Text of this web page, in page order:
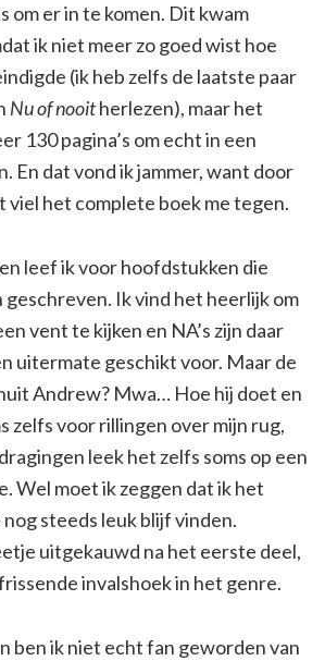
om er in te komen. Dit kwam
ik niet meer zo goed wist hoe
(ik heb zelfs de laatste paar
Nu of nooitherlezen), maar het
130 pagina’s om echt in een
En dat vond ik jammer, want door
viel het complete boek me tegen.
leef ik voor hoofdstukken die
geschreven. Ik vind het heerlijk om
vent te kijken en NA’s zijn daar
uitermate geschikt voor. Maar de
Andrew? Mwa… Hoe hij doet en
zelfs voor rillingen over mijn rug,
leek het zelfs soms op een
Wel moet ik zeggen dat ik het
steeds leuk blijf vinden.
uitgekauwd na het eerste deel,
invalshoek in het genre.
ben ik niet echt fan geworden van